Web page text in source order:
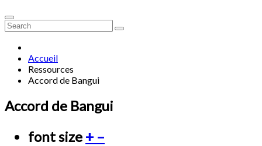
Accueil
Ressources
Accord de Bangui
Accord de Bangui
font size + –